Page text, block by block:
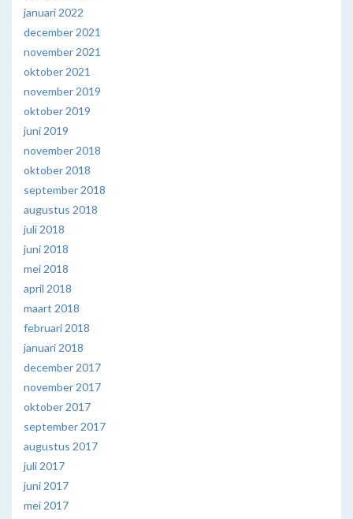
januari 2022
december 2021
november 2021
oktober 2021
november 2019
oktober 2019
juni 2019
november 2018
oktober 2018
september 2018
augustus 2018
juli 2018
juni 2018
mei 2018
april 2018
maart 2018
februari 2018
januari 2018
december 2017
november 2017
oktober 2017
september 2017
augustus 2017
juli 2017
juni 2017
mei 2017